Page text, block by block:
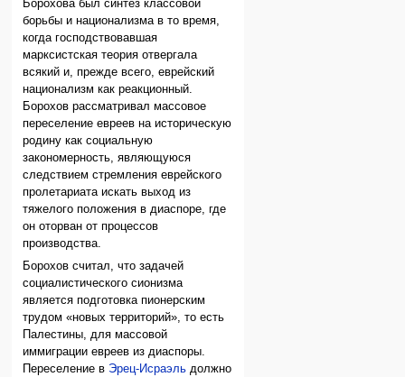
Борохова был синтез классовой
борьбы и национализма в то время,
когда господствовавшая
марксистская теория отвергала
всякий и, прежде всего, еврейский
национализм как реакционный.
Борохов рассматривал массовое
переселение евреев на историческую
родину как социальную
закономерность, являющуюся
следствием стремления еврейского
пролетариата искать выход из
тяжелого положения в диаспоре, где
он оторван от процессов
производства.
Борохов считал, что задачей
социалистического сионизма
является подготовка пионерским
трудом «новых территорий», то есть
Палестины, для массовой
иммиграции евреев из диаспоры.
Переселение в Эрец-Исраэль должно